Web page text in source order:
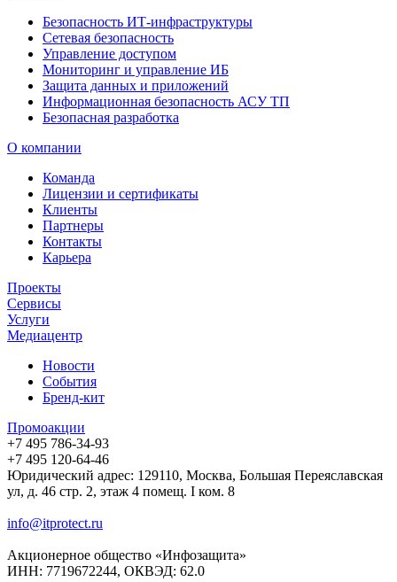
Безопасность ИТ-инфраструктуры
Сетевая безопасность
Управление доступом
Мониторинг и управление ИБ
Защита данных и приложений
Информационная безопасность АСУ ТП
Безопасная разработка
О компании
Команда
Лицензии и сертификаты
Клиенты
Партнеры
Контакты
Карьера
Проекты
Сервисы
Услуги
Медиацентр
Новости
События
Бренд-кит
Промоакции
+7 495 786-34-93
+7 495 120-64-46
Юридический адрес: 129110, Москва, Большая Переяславская
ул, д. 46 стр. 2, этаж 4 помещ. I ком. 8
info@itprotect.ru
Акционерное общество «Инфозащита»
ИНН: 7719672244, ОКВЭД: 62.0